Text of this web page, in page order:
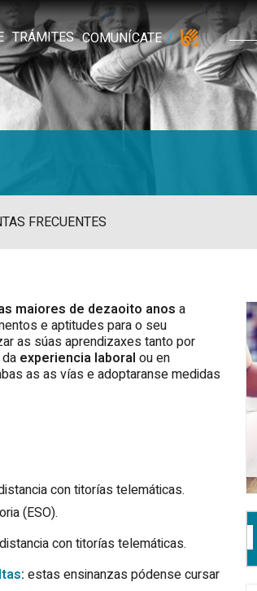
TRÁMITES COMUNÍCATE
FRECUENTES
maiores de dezaoito anos a
e aptitudes para o seu
as súas aprendizaxes tanto por
experiencia laboral ou en
as as vías e adoptaranse medidas
con titorías telemáticas.
(ESO).
con titorías telemáticas.
: estas ensinanzas pódense cursar